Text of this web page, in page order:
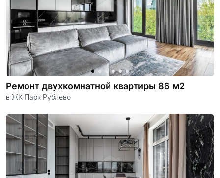
Ремонт двухкомнатной квартиры 86 м2
в ЖК Парк Рублево